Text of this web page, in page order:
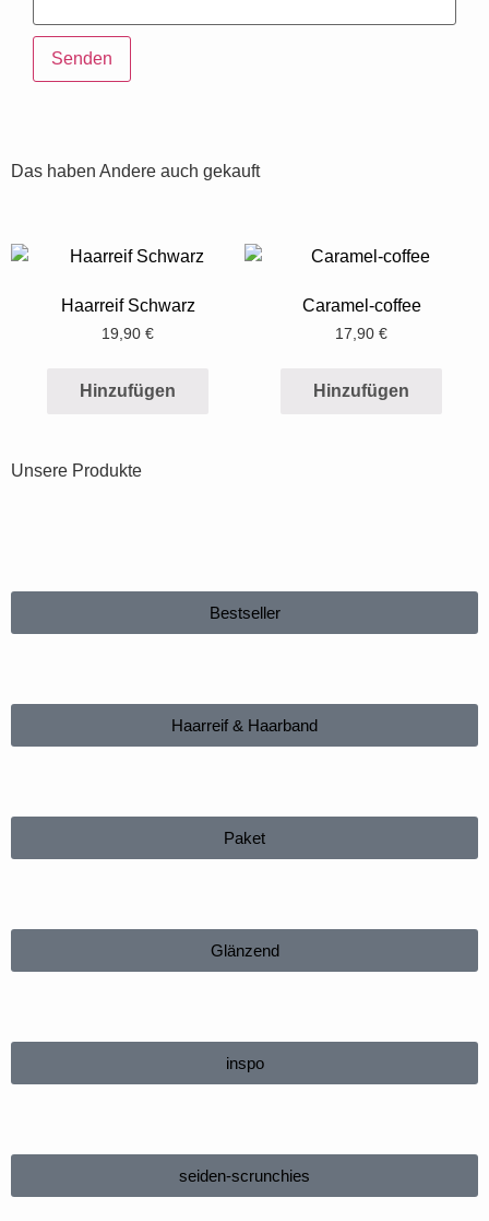
Das haben Andere auch gekauft
Haarreif Schwarz
19,90 €
Hinzufügen
Caramel-coffee
17,90 €
Hinzufügen
Unsere Produkte
Bestseller
Haarreif & Haarband
Paket
Glänzend
inspo
seiden-scrunchies